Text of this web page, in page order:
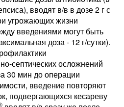
вводят в/в в дозе 2 г с
угрожающих жизни
введениями могут быть
доза - 12 г/сутки).
септических осложнений
30 мин до операции
введение повторяют
подвергающихся кесареву